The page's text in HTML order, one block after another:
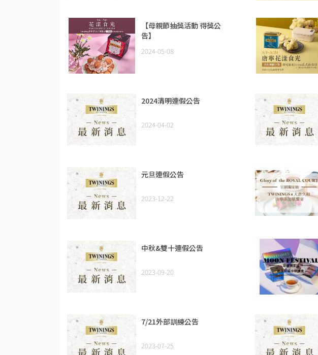
【母親節抽獎活動 得獎公
告】
2024-05-08
2024清明連假公告
2024-04-02
元旦連假公告
2023-12-22
中秋&雙十連假公告
2023-09-20
7/21外部訓練公告
2023-07-25